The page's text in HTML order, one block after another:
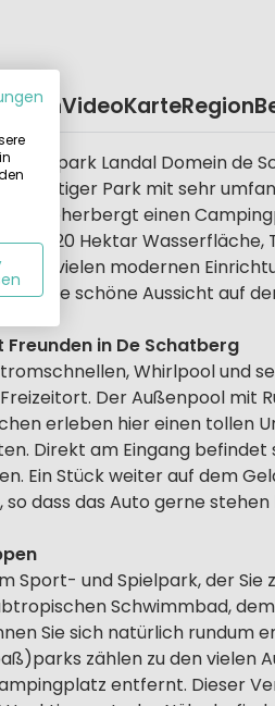
VideoKarteRegion
Landal Domein de
Park mit sehr
beherbergt einen
20 Hektar Wasserfläche,
mit vielen modernen
die schöne Aussicht auf
in De Schatberg
Whirlpool und
Der Außenpool mit
erleben hier einen tollen
Direkt am Eingang
Ein Stück weiter auf dem
dass das Auto gerne
Sport- und Spielpark, der
Schwimmbad,
Sie sich natürlich rundum
zählen zu den vielen
entfernt. Dieser